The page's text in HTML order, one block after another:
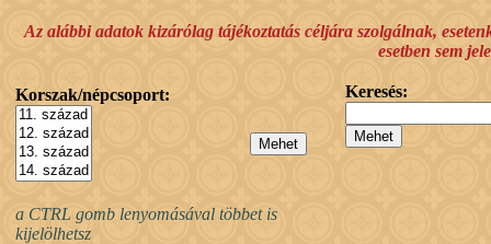
Az alábbi adatok kizárólag tájékoztatás céljára szolgálnak,
esetben sem
Korszak/népcsoport:
a CTRL gomb lenyomásával többet is
kijelölhetsz
Keresés: